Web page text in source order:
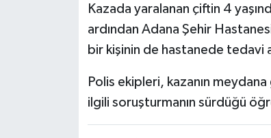
Kazada yaralanan çiftin 4
ardından Adana Şehir
bir kişinin de hastanede tedavi
Polis ekipleri, kazanın
ilgili soruşturmanın sürdüğü